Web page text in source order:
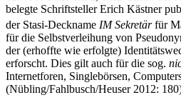
belegte Schriftsteller Erich Kästner
der Stasi-Deckname IM Sekretärfür
für die Selbstverleihung von
der (erhoffte wie erfolgte)
erforscht. Dies gilt auch für die sog.
Internetforen, Singlebörsen,
(Nübling/Fahlbusch/Heuser 2012: